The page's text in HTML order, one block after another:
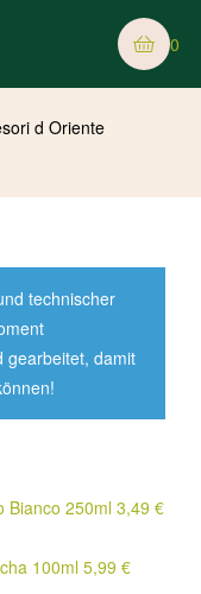
0
d Oriente
technischer
gearbeitet, damit
Bianco 250ml 3,49 €
100ml 5,99 €